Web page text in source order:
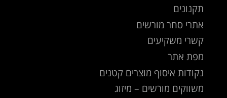
תקנונים
אתרי סחר מורשים
קשרי משקיעים
מפת אתר
נקודות איסוף מוצרים קטנים
משווקים מורשים – מיזוג